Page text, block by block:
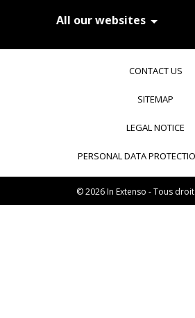
All our websites
In Extenso Tourisme, Culture &
Transaxio Hôtel, partenaire In
fulll, logiciel expert-comptable
CONTACT US
SITEMAP
LEGAL NOTICE
PERSONAL DATA
© 2026 In Extenso - Tous